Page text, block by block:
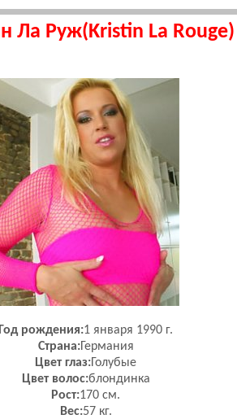
Ла Руж(Kristin La Rouge)
Год рождения:1 января 1990 г.
Страна:Германия
Цвет глаз: Голубые
Цвет волос:блондинка
Рост:170 см.
Вес:57 кг.